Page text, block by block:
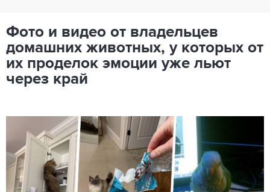
Фото и видео от владельцев
домашних животных, у которых от
их проделок эмоции уже льют
через край